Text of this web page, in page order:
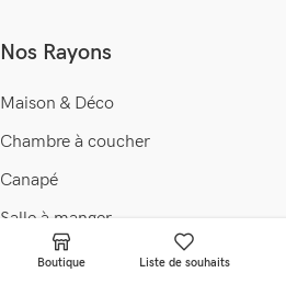
Nos Rayons
Maison & Déco
Chambre à coucher
Canapé
Salle à manger
Meuble TV
Boutique Liste de souhaits